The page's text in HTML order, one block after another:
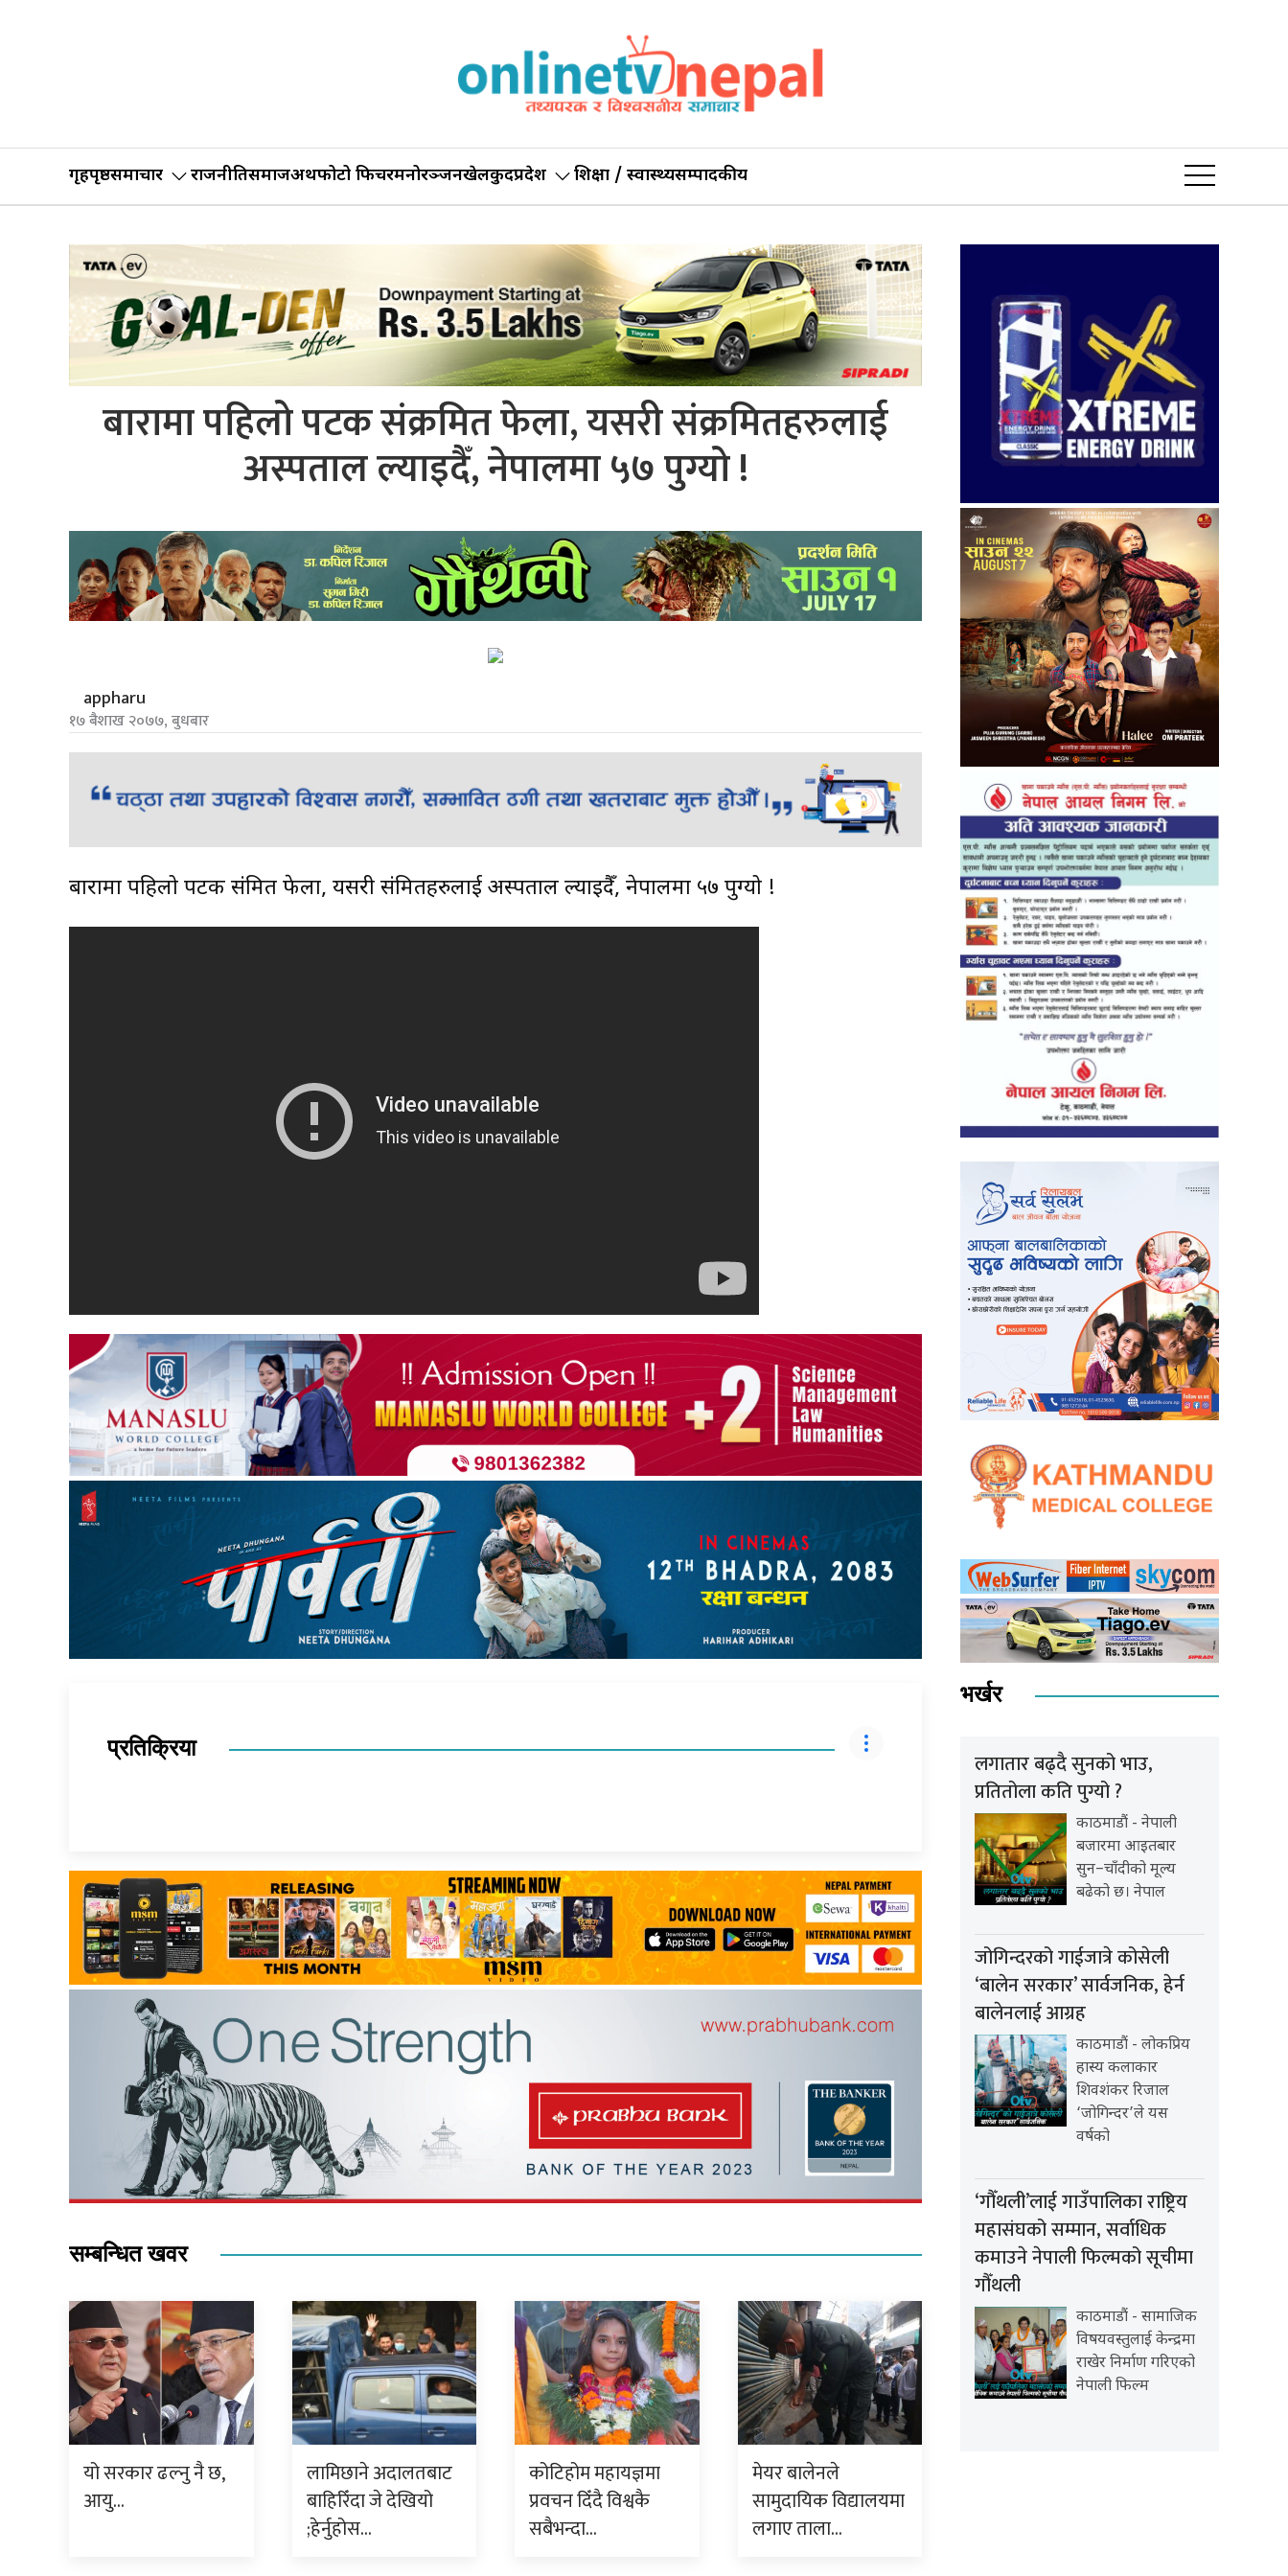
गृहपृष्ठसमाचार राजनीतिसमाजअर्थफोटो फिचरमनोरञ्जनखेलकुदप्रदेश शिक्षा / स्वास्थ्यसम्पादकीय
बारामा पहिलो पटक संक्रमित फेला, यसरी संक्रमितहरुलाई
अस्पताल ल्याइदैँ, नेपालमा ५७ पुग्यो !
appharu
१७ बैशाख २०७७, बुधबार
बारामा पहिलो पटक संक्रमित फेला, यसरी संक्रमितहरुलाई अस्पताल ल्याइदैँ, नेपालमा ५७ पुग्यो !
प्रतिक्रिया
सम्बन्धित खवर
यो सरकार ढल्नु नै छ,
आयु…
लामिछाने अदालतबाट
बाहिरिँदा जे देखियो
;हेर्नुहोस…
कोटिहोम महायज्ञमा
प्रवचन दिँदै विश्वकै
सबैभन्दा…
मेयर बालेनले
सामुदायिक विद्यालयमा
लगाए ताला…
भर्खर
लगातार बढ्दै सुनको भाउ,
प्रतितोला कति पुग्यो ?
काठमाडौं - नेपाली
बजारमा आइतबार
सुन–चाँदीको मूल्य
बढेको छ। नेपाल
जोगिन्दरको गाईजात्रे कोसेली
‘बालेन सरकार’ सार्वजनिक, हेर्न
बालेनलाई आग्रह
काठमाडौं - लोकप्रिय
हास्य कलाकार
शिवशंकर रिजाल
‘जोगिन्दर’ले यस
वर्षको
‘गौँथली’लाई गाउँपालिका राष्ट्रिय
महासंघको सम्मान, सर्वाधिक
कमाउने नेपाली फिल्मको सूचीमा
गौँथली
काठमाडौं - सामाजिक
विषयवस्तुलाई केन्द्रमा
राखेर निर्माण गरिएको
नेपाली फिल्म